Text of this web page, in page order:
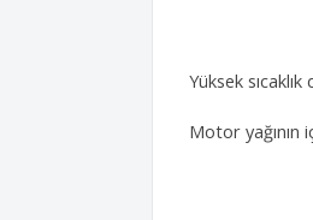
Yüksek
Motor yağının